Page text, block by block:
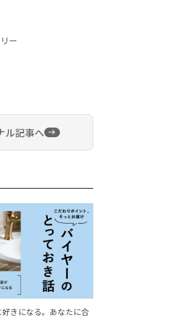
ー
ル記事へ
きになる。あなたに合